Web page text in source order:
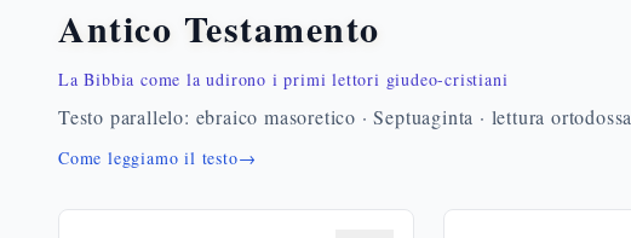
Antico Testamento
La Bibbia come la udirono i primi lettori giudeo-cristiani
Testo parallelo: ebraico masoretico · Septuaginta · lettura ortodossa
Come leggiamo il testo→